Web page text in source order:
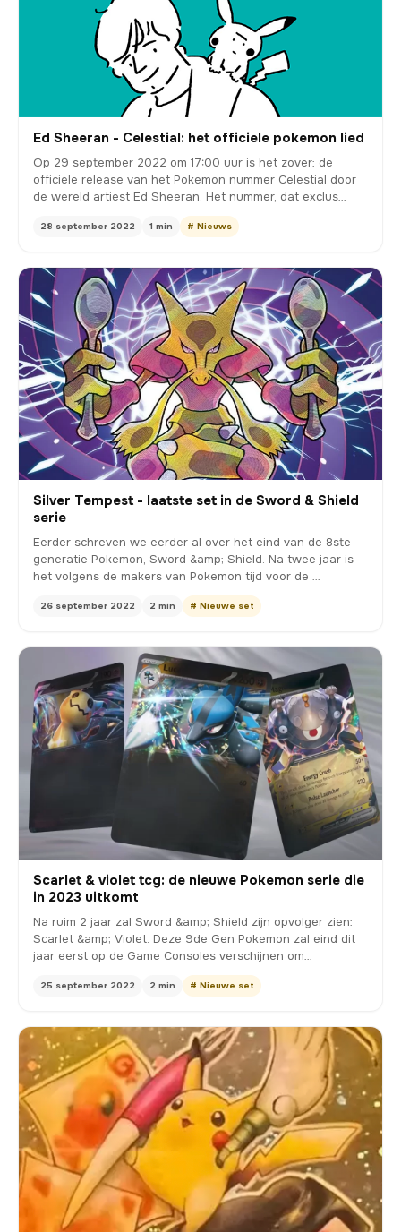
Ed Sheeran - Celestial: het officiele pokemon lied
Op 29 september 2022 om 17:00 uur is het zover: de
officiele release van het Pokemon nummer Celestial door
de wereld artiest Ed Sheeran. Het nummer, dat exclus…
28 september 2022 1 min # Nieuws
Silver Tempest - laatste set in de Sword & Shield
serie
Eerder schreven we eerder al over het eind van de 8ste
generatie Pokemon, Sword &amp; Shield. Na twee jaar is
het volgens de makers van Pokemon tijd voor de …
26 september 2022 2 min # Nieuwe set
Scarlet & violet tcg: de nieuwe Pokemon serie die
in 2023 uitkomt
Na ruim 2 jaar zal Sword &amp; Shield zijn opvolger zien:
Scarlet &amp; Violet. Deze 9de Gen Pokemon zal eind dit
jaar eerst op de Game Consoles verschijnen om…
25 september 2022 2 min # Nieuwe set